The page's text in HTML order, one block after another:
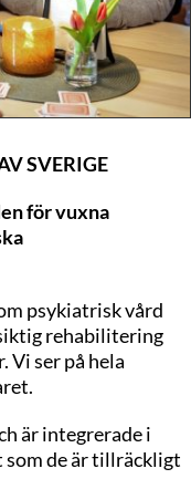
SVERIGE
för vuxna
psykiatrisk vård
rehabilitering
ser på hela
är integrerade i
de är tillräckligt